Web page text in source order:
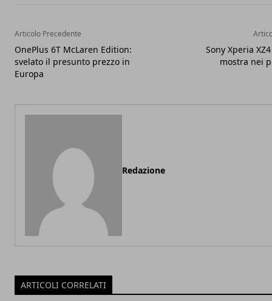
Articolo Precedente
OnePlus 6T McLaren Edition:
svelato il presunto prezzo in
Europa
Sony Xperia
mostra nei
Redazione
ARTICOLI CORRELATI